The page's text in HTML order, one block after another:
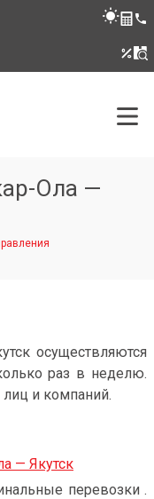
Ола —
осуществляются
раз в неделю.
и компаний.
— Якутск
перевозки .